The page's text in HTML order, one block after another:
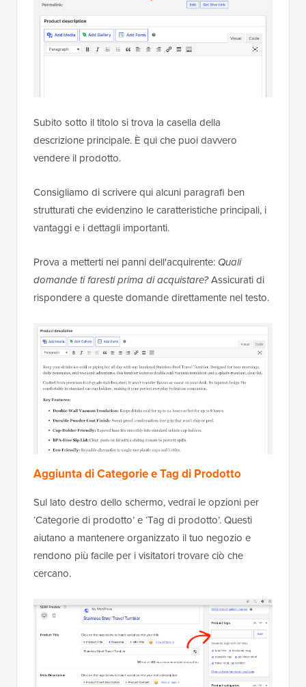
Subito sotto il titolo si trova la casella della
descrizione principale. È qui che puoi davvero
vendere il prodotto.
Consigliamo di scrivere qui alcuni paragrafi ben
strutturati che evidenzino le caratteristiche principali, i
vantaggi e i dettagli importanti.
Prova a metterti nei panni dell'acquirente: Quali
domande ti faresti prima di acquistare?Assicurati di
rispondere a queste domande direttamente nel testo.
Aggiunta di Categorie e Tag di Prodotto
Sul lato destro dello schermo, vedrai le opzioni per
‘Categorie di prodotto’ e ‘Tag di prodotto’. Questi
aiutano a mantenere organizzato il tuo negozio e
rendono più facile per i visitatori trovare ciò che
cercano.